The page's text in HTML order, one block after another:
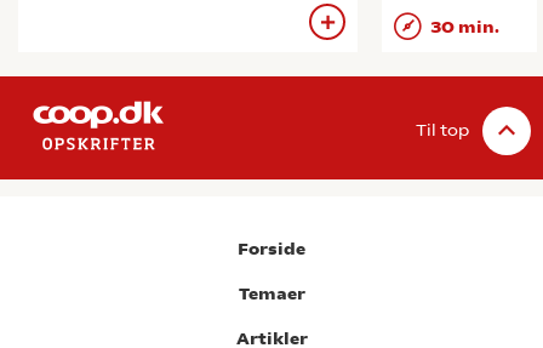
30 min.
Til top
Forside
Temaer
Artikler